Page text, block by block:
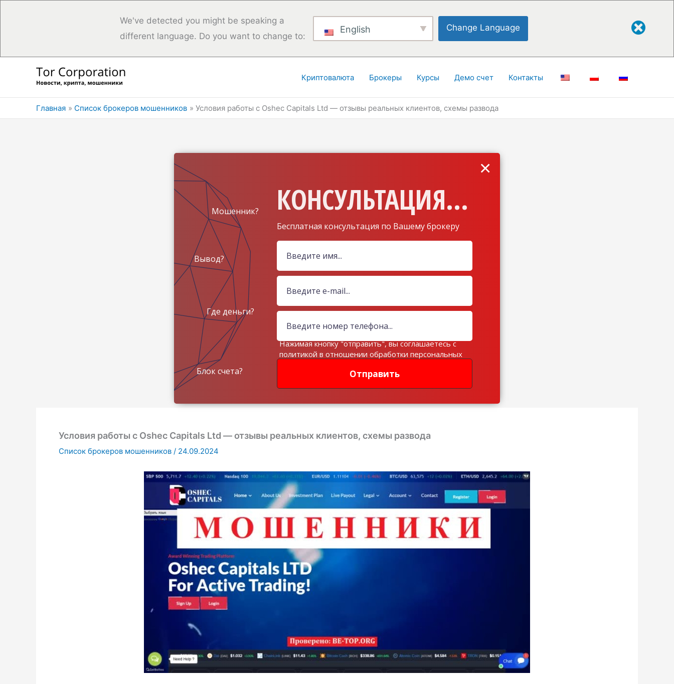
We've detected you might be speaking a
different language. Do you want to change to:
English Change Language
Криптовалюта Брокеры Курсы Демо счет Контакты
Главная Список брокеров мошенников Условия работы с Oshec Capitals Ltd — отзывы реальных клиентов, схемы развода
КОНСУЛЬТАЦИЯ...
Бесплатная консультация по Вашему брокеру
Мошенник?
Вывод?
Где деньги?
Блок счета? Отправить
×
Нажимая кнопку "отправить", вы соглашаетесь с
политикой в отношении обработки персональных
Условия работы с Oshec Capitals Ltd — отзывы реальных клиентов, схемы развода
Список брокеров мошенников / 24.09.2024